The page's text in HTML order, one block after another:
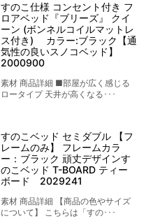
すのこ仕様 コンセント付き フ
ロアベッド『ブリーズ』 クイ
ーン (ボンネルコイルマットレ
ス付き) カラー:ブラック【通
気性の良いスノコベッド】
2000900
素材 商品詳細 ■部屋が広く感じる
ロータイプ 天井が高くなる･･･
すのこベッド セミダブル 【フ
レームのみ】 フレームカラ
ー：ブラック 頑丈デザインす
のこベッド T-BOARD ティー
ボード 2029241
素材 商品詳細 【商品の色やサイズ
について】 こちらは「すの･･･